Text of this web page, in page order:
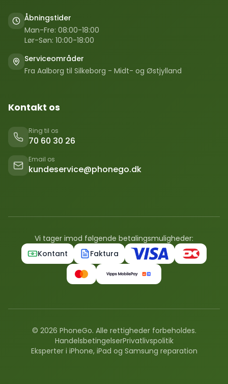
Åbningstider
Man-Fre: 08:00-18:00
Lør-Søn: 10:00-18:00
Serviceområder
Fra Aalborg til Silkeborg - Midt- og Østjylland
Kontakt os
Ring til os
70 60 30 26
Email os
kundeservice@phonego.dk
Vi tager imod følgende betalingsmuligheder:
Kontant
Faktura
© 2026 PhoneGo. Alle rettigheder forbeholdes.
HandelsbetingelserPrivatlivspolitik
Eksperter i iPhone, iPad og Samsung reparation